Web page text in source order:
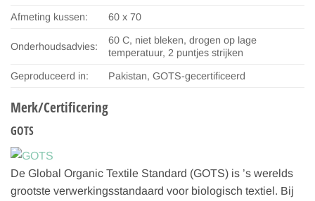
Afmeting kussen: 60 x 70
Onderhoudsadvies:
60 C, niet bleken, drogen op lage
temperatuur, 2 puntjes strijken
Geproduceerd in: Pakistan, GOTS-gecertificeerd
Merk/Certificering
GOTS
De Global Organic Textile Standard (GOTS) is ’s werelds
grootste verwerkingsstandaard voor biologisch textiel. Bij